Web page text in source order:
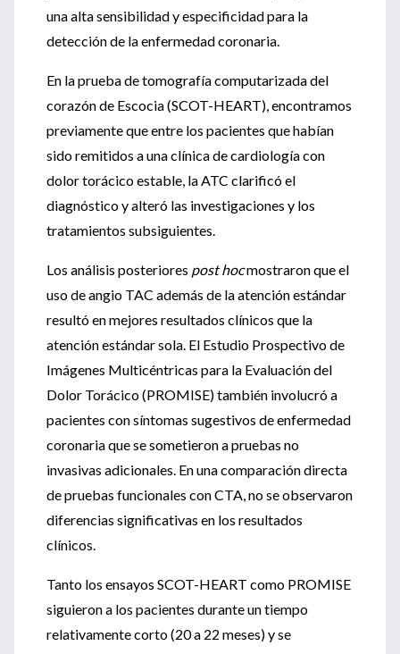
una alta sensibilidad y especificidad para la
detección de la enfermedad coronaria.
En la prueba de tomografía computarizada del
corazón de Escocia (SCOT-HEART), encontramos
previamente que entre los pacientes que habían
sido remitidos a una clínica de cardiología con
dolor torácico estable, la ATC clarificó el
diagnóstico y alteró las investigaciones y los
tratamientos subsiguientes.
Los análisis posteriores post hocmostraron que el
uso de angio TAC además de la atención estándar
resultó en mejores resultados clínicos que la
atención estándar sola. El Estudio Prospectivo de
Imágenes Multicéntricas para la Evaluación del
Dolor Torácico (PROMISE) también involucró a
pacientes con síntomas sugestivos de enfermedad
coronaria que se sometieron a pruebas no
invasivas adicionales. En una comparación directa
de pruebas funcionales con CTA, no se observaron
diferencias significativas en los resultados
clínicos.
Tanto los ensayos SCOT-HEART como PROMISE
siguieron a los pacientes durante un tiempo
relativamente corto (20 a 22 meses) y se